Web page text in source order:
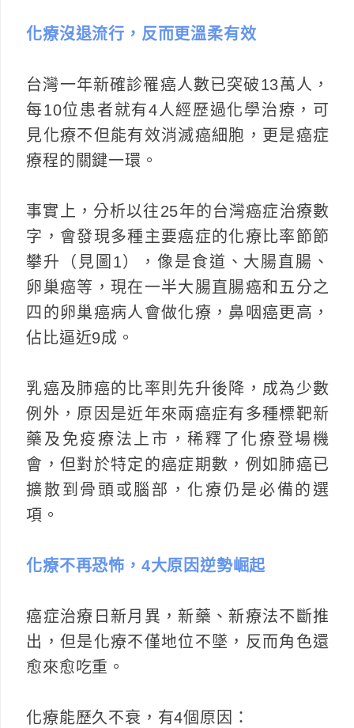
化療沒退流行，反而更溫柔有效
台灣一年新確診罹癌人數已突破13萬人，
每10位患者就有4人經歷過化學治療，可
見化療不但能有效消滅癌細胞，更是癌症
療程的關鍵一環。
事實上，分析以往25年的台灣癌症治療數
字，會發現多種主要癌症的化療比率節節
攀升（見圖1），像是食道、大腸直腸、
卵巢癌等，現在一半大腸直腸癌和五分之
四的卵巢癌病人會做化療，鼻咽癌更高，
佔比逼近9成。
乳癌及肺癌的比率則先升後降，成為少數
例外，原因是近年來兩癌症有多種標靶新
藥及免疫療法上市，稀釋了化療登場機
會，但對於特定的癌症期數，例如肺癌已
擴散到骨頭或腦部，化療仍是必備的選
項。
化療不再恐怖，4大原因逆勢崛起
癌症治療日新月異，新藥、新療法不斷推
出，但是化療不僅地位不墜，反而角色還
愈來愈吃重。
化療能歷久不衰，有4個原因：